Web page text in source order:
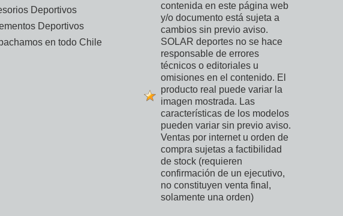
Deportivos
Deportivos
en todo Chile
contenida en este página web
y/o documento está sujeta a
cambios sin previo aviso.
SOLAR deportes no se hace
responsable de errores
técnicos o editoriales u
omisiones en el contenido. El
producto real puede variar la
imagen mostrada. Las
características de los modelos
pueden variar sin previo aviso.
Ventas por internet u orden de
compra sujetas a factibilidad
de stock (requieren
confirmación de un ejecutivo,
no constituyen venta final,
solamente una orden)